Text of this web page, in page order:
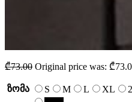
₾73.00 Original price was:
ზომა S M L XL